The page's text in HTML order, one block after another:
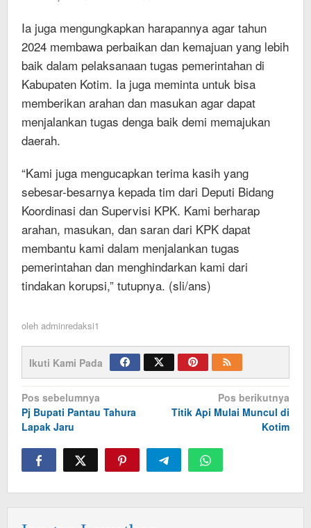
Ia juga mengungkapkan harapannya agar tahun
2024 membawa perbaikan dan kemajuan yang lebih
baik dalam pelaksanaan tugas pemerintahan di
Kabupaten Kotim. Ia juga meminta untuk bisa
memberikan arahan dan masukan agar dapat
menjalankan tugas denga baik demi memajukan
daerah.
“Kami juga mengucapkan terima kasih yang
sebesar-besarnya kepada tim dari Deputi Bidang
Koordinasi dan Supervisi KPK. Kami berharap
arahan, masukan, dan saran dari KPK dapat
membantu kami dalam menjalankan tugas
pemerintahan dan menghindarkan kami dari
tindakan korupsi,” tutupnya. (sli/ans)
oleh adminredaksi1
Ikuti Kami Pada
Navigasi
pos
Pos sebelumnya
Pj Bupati Pantau Tahura
Lapak Jaru
Pos berikutnya
Titik Api Mulai Muncul di
Kotim